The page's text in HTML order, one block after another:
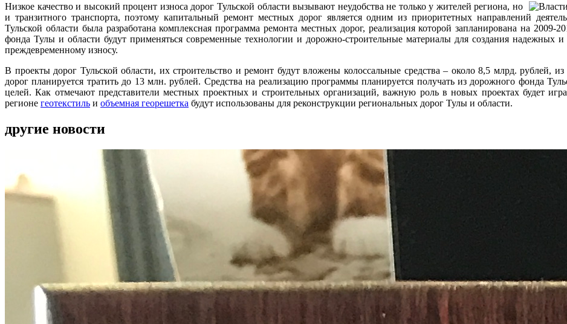
Низкое качество и высокий процент износа дорог Тульской области вызывают неудобства не только у жителей региона, но
и транзитного транспорта, поэтому капитальный ремонт местных дорог является одним из приоритетных направлений
Тульской области была разработана комплексная программа ремонта местных дорог, реализация которой запланирована на
фонда Тулы и области будут применяться современные технологии и дорожно-строительные материалы для создания
преждевременному износу.
В проекты дорог Тульской области, их строительство и ремонт будут вложены колоссальные средства – около 8,5 млрд. рублей,
дорог планируется тратить до 13 млн. рублей. Средства на реализацию программы планируется получать из дорожного фонда
целей. Как отмечают представители местных проектных и строительных организаций, важную роль в новых проектах будет
регионе геотекстиль и объемная георешетка будут использованы для реконструкции региональных дорог Тулы и области.
другие новости